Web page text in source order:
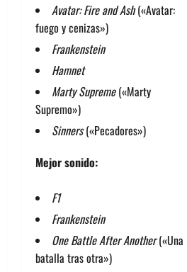
Avatar: Fire and Ash(«Avatar:
fuego y cenizas»)
Frankenstein
Hamnet
Marty Supreme(«Marty
Supremo»)
Sinners(«Pecadores»)
Mejor sonido:
F1
Frankenstein
One Battle After Another(«Una
batalla tras otra»)